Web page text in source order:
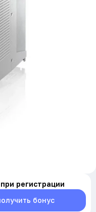
регистрации
бонус